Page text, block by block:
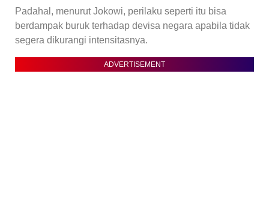
Padahal, menurut Jokowi, perilaku seperti itu bisa
berdampak buruk terhadap devisa negara apabila tidak
segera dikurangi intensitasnya.
ADVERTISEMENT